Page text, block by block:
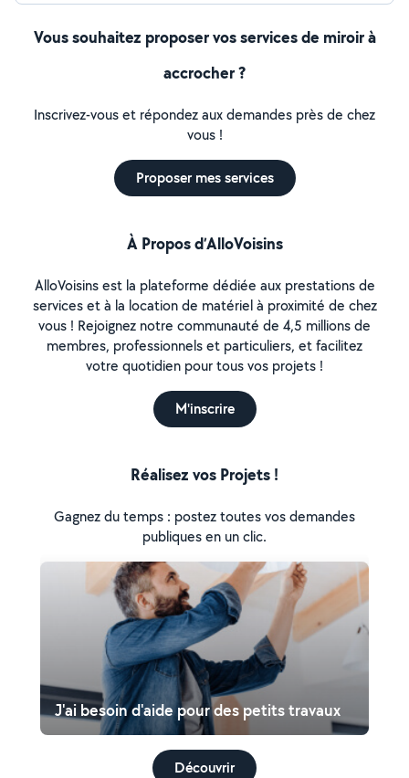
Vous souhaitez proposer vos services de miroir à
accrocher ?
Inscrivez-vous et répondez aux demandes près de chez
vous !
Proposer mes services
À Propos d’AlloVoisins
AlloVoisins est la plateforme dédiée aux prestations de
services et à la location de matériel à proximité de chez
vous ! Rejoignez notre communauté de 4,5 millions de
membres, professionnels et particuliers, et facilitez
votre quotidien pour tous vos projets !
M'inscrire
Réalisez vos Projets !
Gagnez du temps : postez toutes vos demandes
publiques en un clic.
J'ai besoin d'aide pour des petits travaux
Découvrir